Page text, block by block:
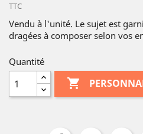
TTC
Vendu à l'unité. Le sujet est
dragées à composer selon vos
Quantité
